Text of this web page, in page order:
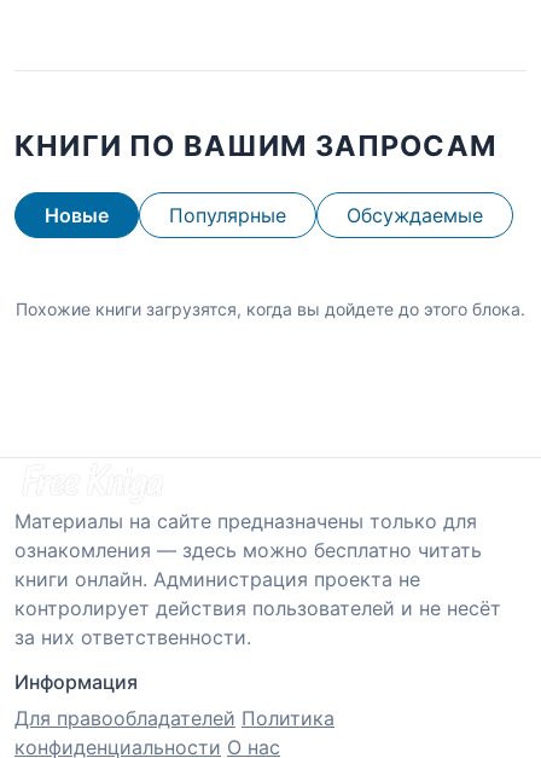
КНИГИ ПО ВАШИМ ЗАПРОСАМ
Новые Популярные Обсуждаемые
Похожие книги загрузятся, когда вы дойдете до этого блока.
Материалы на сайте предназначены только для
ознакомления — здесь можно бесплатно читать
книги онлайн. Администрация проекта не
контролирует действия пользователей и не несёт
за них ответственности.
Информация
Для правообладателей Политика
конфиденциальности О нас